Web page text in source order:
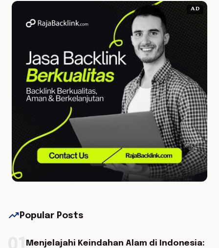
AD
trending_up Popular Posts
Menjelajahi Keindahan Alam di Indonesia: